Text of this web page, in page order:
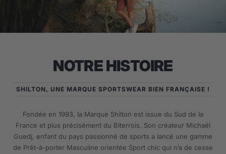
NOTRE HISTOIRE
SHILTON, UNE MARQUE SPORTSWEAR BIEN FRANÇAISE !
Fondée en 1993, la Marque Shilton est issue du Sud de la
France et plus précisément du Biterrois. Son créateur Michaël
Guedj, enfant du pays passionné de sports a lancé une gamme
de Prêt-à-porter Masculine orientée Sport chic qui n’a de cesse